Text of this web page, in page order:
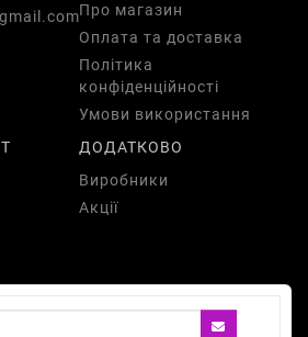
Про магазин
Оплата та доставка
Політика
конфіденційності
Умови використання
ДОДАТКОВО
Виробники
Акції